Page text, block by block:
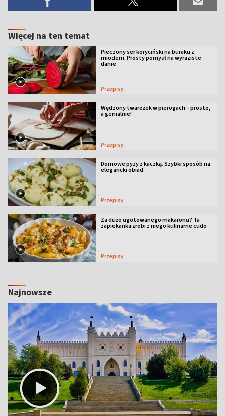
Więcej na ten temat
Pieczony ser koryciński na buraku z
miodem. Prosty pomysł na wyraziste
danie
Przepisy
Wędzony twarożek w pierogach – prosto,
a genialnie!
Przepisy
Domowe pyzy z kaczką. Szybki sposób na
elegancki obiad
Przepisy
Za dużo ugotowanego makaronu? Ta
zapiekanka zrobi z niego kulinarne cudo
Przepisy
Najnowsze